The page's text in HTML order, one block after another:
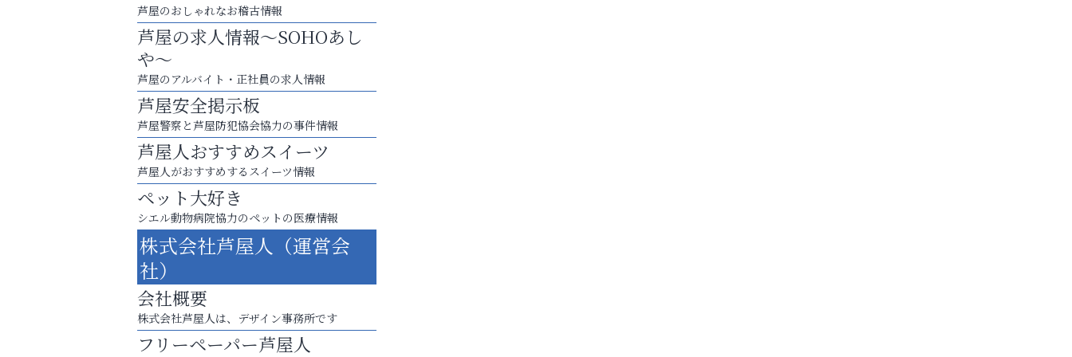
猫背･側弯、背骨の歪みを
整えませんか？
いわみ眼科
芦屋のおしゃれなお稽古情報
芦屋の求人情報～SOHOあし
や～
芦屋のアルバイト・正社員の求人情報
芦屋安全掲示板
芦屋警察と芦屋防犯協会協力の事件情報
芦屋人おすすめスイーツ
芦屋人がおすすめするスイーツ情報
ペット大好き
シエル動物病院協力のペットの医療情報
株式会社芦屋人（運営会
社）
会社概要
株式会社芦屋人は、デザイン事務所です
フリーペーパー芦屋人